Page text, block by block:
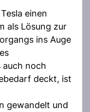
einen
als Lösung zur
ins Auge
auch noch
deckt, ist
gewandelt und